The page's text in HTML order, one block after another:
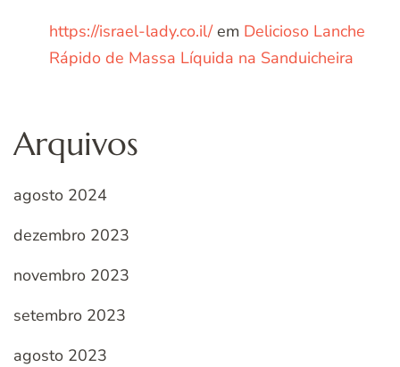
https://israel-lady.co.il/em Delicioso Lanche
Rápido de Massa Líquida na Sanduicheira
Arquivos
agosto 2024
dezembro 2023
novembro 2023
setembro 2023
agosto 2023